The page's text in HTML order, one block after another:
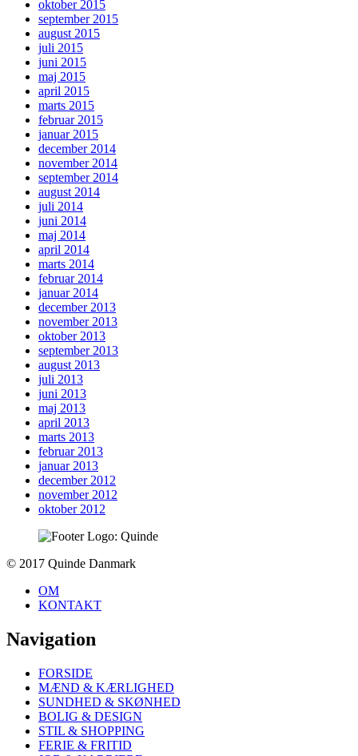
oktober 2015
september 2015
august 2015
juli 2015
juni 2015
maj 2015
april 2015
marts 2015
februar 2015
januar 2015
december 2014
november 2014
september 2014
august 2014
juli 2014
juni 2014
maj 2014
april 2014
marts 2014
februar 2014
januar 2014
december 2013
november 2013
oktober 2013
september 2013
august 2013
juli 2013
juni 2013
maj 2013
april 2013
marts 2013
februar 2013
januar 2013
december 2012
november 2012
oktober 2012
To
© 2017 Quinde Danmark
OM
KONTAKT
Navigation
FORSIDE
MÆND & KÆRLIGHED
SUNDHED & SKØNHED
BOLIG & DESIGN
STIL & SHOPPING
FERIE & FRITID